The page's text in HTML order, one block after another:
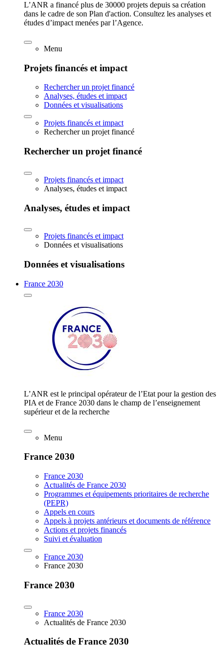
L’ANR a financé plus de 30000 projets depuis sa création
dans le cadre de son Plan d'action. Consultez les analyses et
études d’impact menées par l’Agence.
Menu
Projets financés et impact
Rechercher un projet financé
Analyses, études et impact
Données et visualisations
Projets financés et impact
Rechercher un projet financé
Rechercher un projet financé
Projets financés et impact
Analyses, études et impact
Analyses, études et impact
Projets financés et impact
Données et visualisations
Données et visualisations
France 2030
L’ANR est le principal opérateur de l’Etat pour la gestion des
PIA et de France 2030 dans le champ de l’enseignement
supérieur et de la recherche
Menu
France 2030
France 2030
Actualités de France 2030
Programmes et équipements prioritaires de recherche
(PEPR)
Appels en cours
Appels à projets antérieurs et documents de référence
Actions et projets financés
Suivi et évaluation
France 2030
France 2030
France 2030
France 2030
Actualités de France 2030
Actualités de France 2030